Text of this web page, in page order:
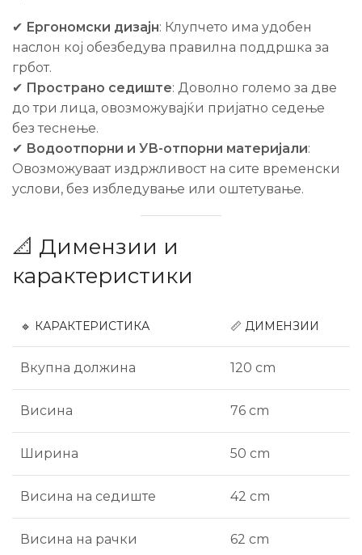
✔ Ергономски дизајн: Клупчето има удобен
наслон кој обезбедува правилна поддршка за
грбот.
✔ Пространо седиште: Доволно големо за две
до три лица, овозможувајќи пријатно седење
без теснење.
✔ Водоотпорни и УВ-отпорни материјали:
Овозможуваат издржливост на сите временски
услови, без избледување или оштетување.
📐 Димензии и
карактеристики
🔹 КАРАКТЕРИСТИКА 📏 ДИМЕНЗИИ
Вкупна должина 120 cm
Висина 76 cm
Ширина 50 cm
Висина на седиште 42 cm
Висина на рачки 62 cm